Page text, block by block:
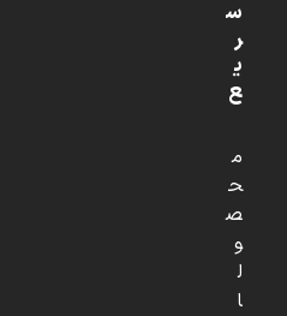
س
ر
ی
ع
م
ح
ص
و
ل
ا